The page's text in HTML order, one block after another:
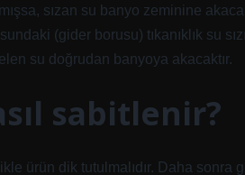
sızan su banyo zeminine
(gider borusu) tıkanıklık su
su doğrudan banyoya akacaktır.
sabitlenir?
ürün dik tutulmalıdır. Daha sonra